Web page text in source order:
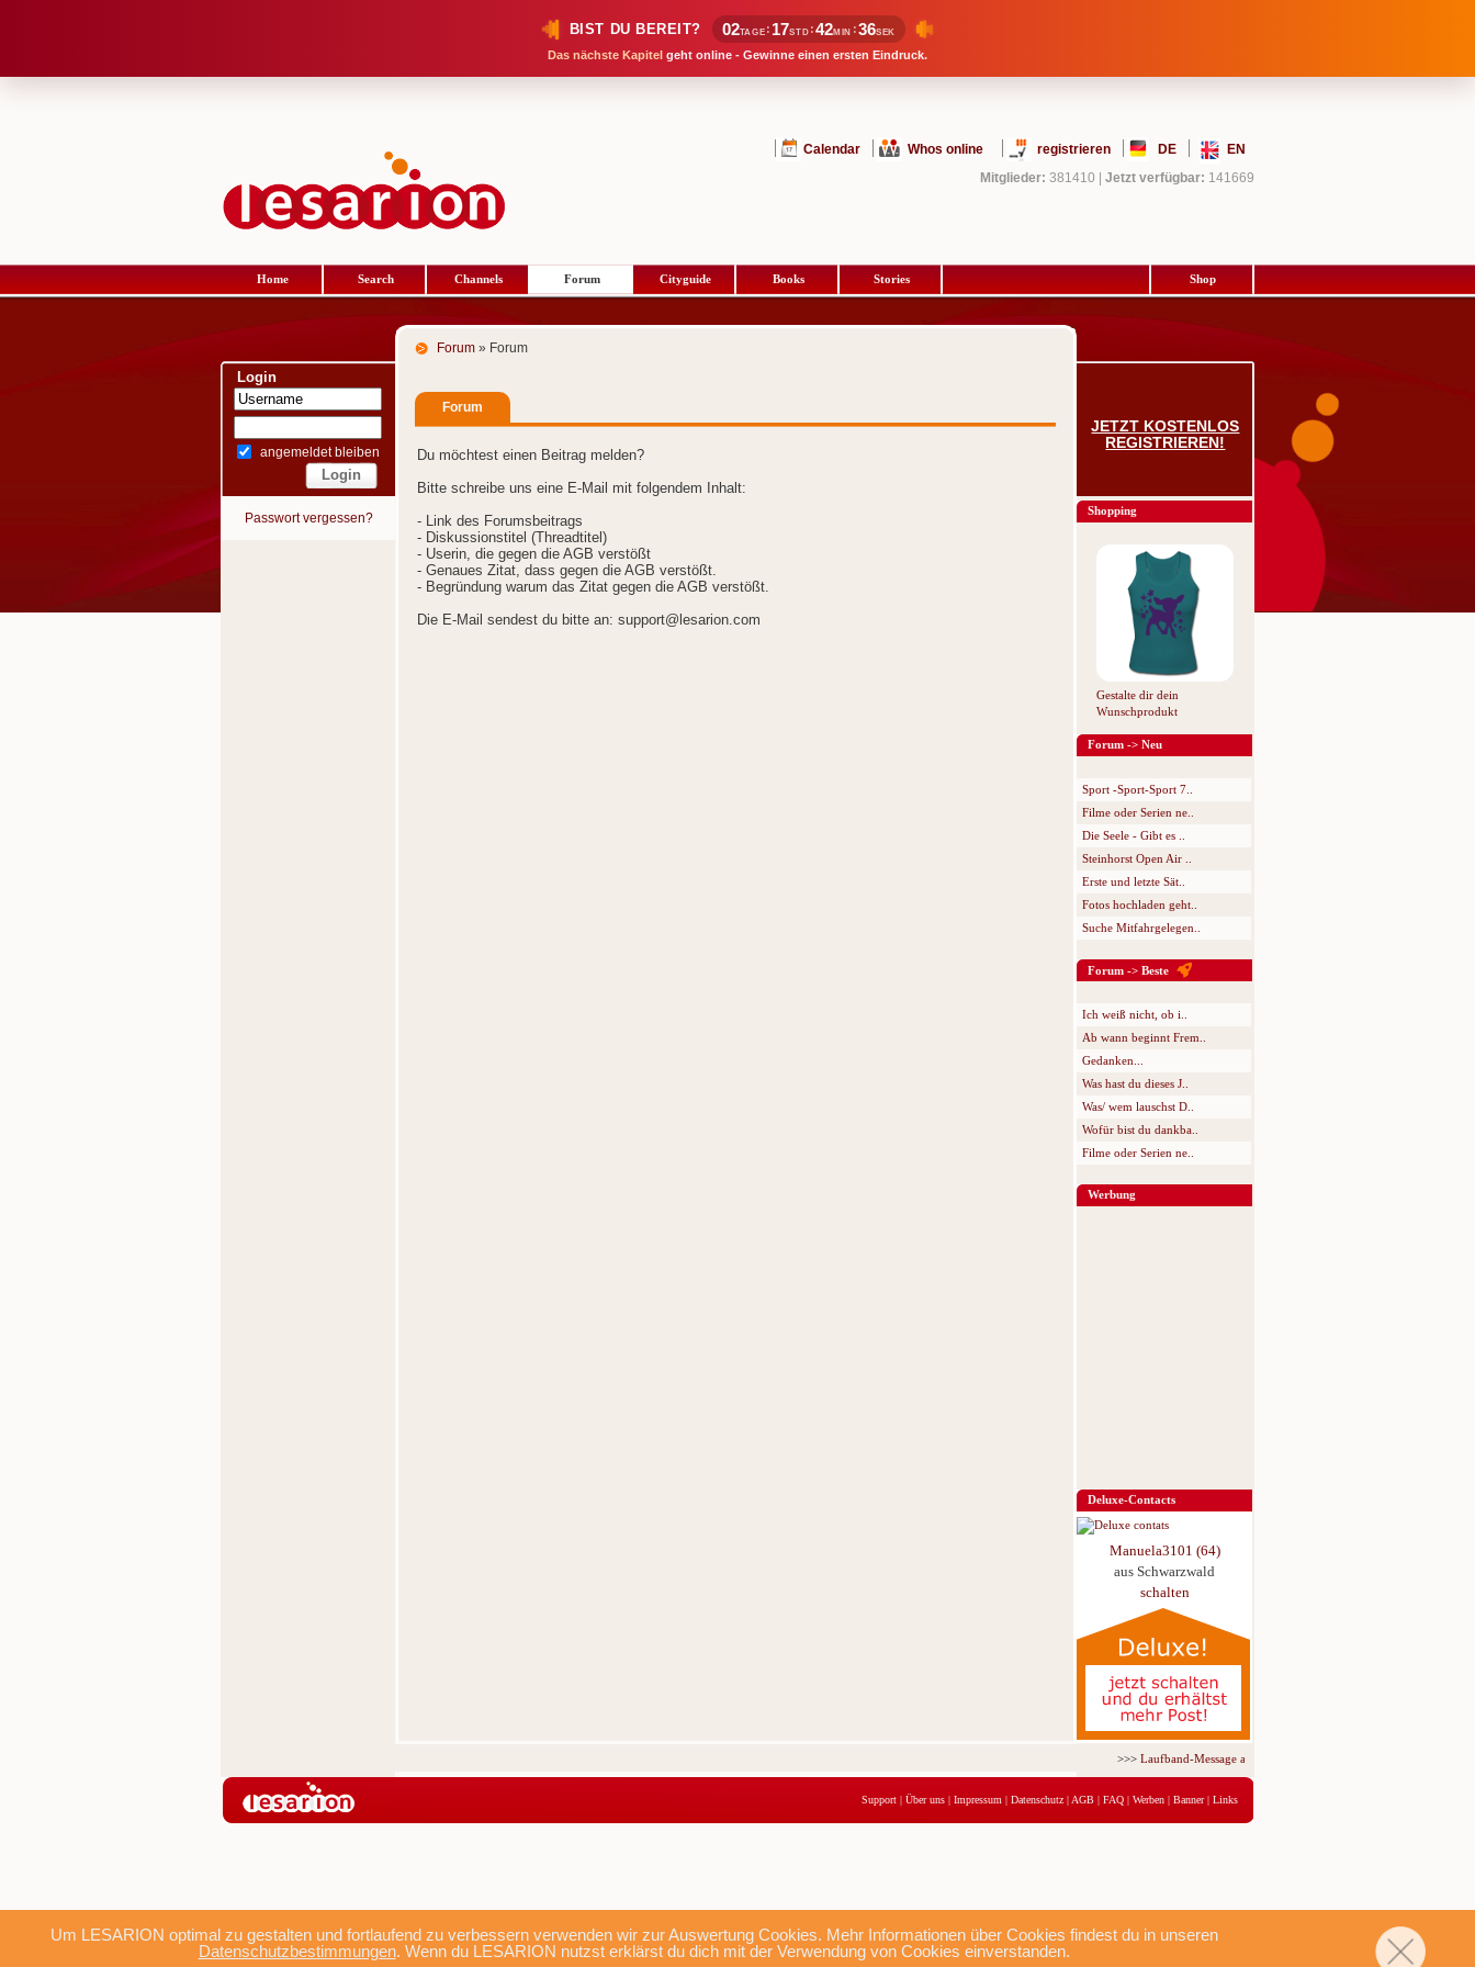
BIST DU BEREIT? 02TAGE : 17STD :42MIN :35SEK
Das nächste Kapitel geht online - Gewinne einen ersten Eindruck.
Um LESARION optimal zu gestalten und fortlaufend zu verbessern verwenden wir zur Auswertung Cookies. Mehr Informationen über Cookies findest du in unseren
Datenschutzbestimmungen. Wenn du LESARION nutzst erklärst du dich mit der Verwendung von Cookies einverstanden.
Calendar Whos online registrieren DE
EN
Mitglieder: 381410 Jetzt verfügbar: 141669
Home Search Channels Forum Cityguide Books Stories Shop
Login
angemeldet bleiben
Passwort vergessen?
Forum » Forum
Forum
Du möchtest einen Beitrag melden?
Bitte schreibe uns eine E-Mail mit folgendem Inhalt:
- Link des Forumsbeitrags
- Diskussionstitel (Threadtitel)
- Userin, die gegen die AGB verstößt
- Genaues Zitat, dass gegen die AGB verstößt.
- Begründung warum das Zitat gegen die AGB verstößt.
Die E-Mail sendest du bitte an: support@lesarion.com
JETZT KOSTENLOS
REGISTRIEREN!
Shopping
Gestalte dir dein
Wunschprodukt
Forum -> Neu
Sport -Sport-Sport 7..
Filme oder Serien ne..
Die Seele - Gibt es ..
Steinhorst Open Air ..
Erste und letzte Sät..
Fotos hochladen geht..
Suche Mitfahrgelegen..
Forum -> Beste
Ich weiß nicht, ob i..
Ab wann beginnt Frem..
Gedanken...
Was hast du dieses J..
Was/ wem lauschst D..
Wofür bist du dankba..
Filme oder Serien ne..
Werbung
Deluxe-Contacts
Manuela3101 (64)
aus Schwarzwald
schalten
>>>Laufband-Message ab nur 5,95 € für 3 Tage!
Support | Über uns | Impressum | Datenschutz | AGB | FAQ | Werben | Banner| Links